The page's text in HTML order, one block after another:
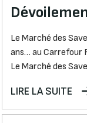
Le Marché des
ans… au Carrefour
Le Marché des
LIRE LA SUITE